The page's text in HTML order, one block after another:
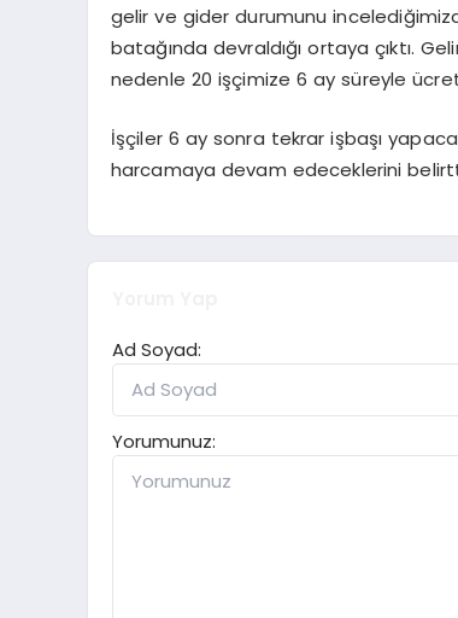
gelir ve gider durumunu
batağında devraldığı ortaya çıktı.
nedenle 20 işçimize 6 ay süreyle
İşçiler 6 ay sonra tekrar işbaşı
harcamaya devam edeceklerini
Ad Soyad:
Yorumunuz: